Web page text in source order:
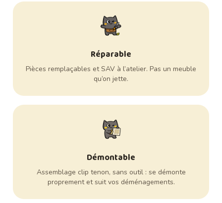
Réparable
Pièces remplaçables et SAV à l’atelier. Pas un meuble
qu’on jette.
Démontable
Assemblage clip tenon, sans outil : se démonte
proprement et suit vos déménagements.